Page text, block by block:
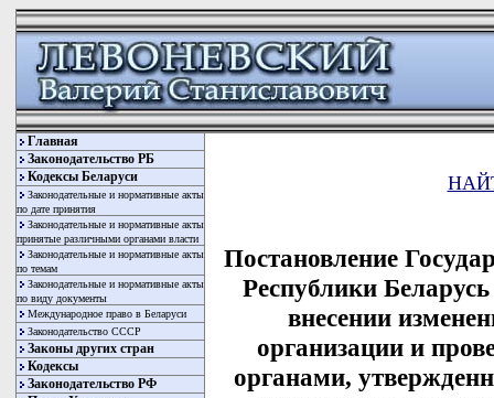
Главная
Законодательство РБ
Кодексы Беларуси
Законодательные и нормативные акты
по дате принятия
Законодательные и нормативные акты
принятые различными органами власти
Законодательные и нормативные акты
по темам
Законодательные и нормативные акты
по виду документы
Международное право в Беларуси
Законодательство СССР
Законы других стран
Кодексы
Законодательство РФ
Постановление
Республики
внесении
организации и
органами,